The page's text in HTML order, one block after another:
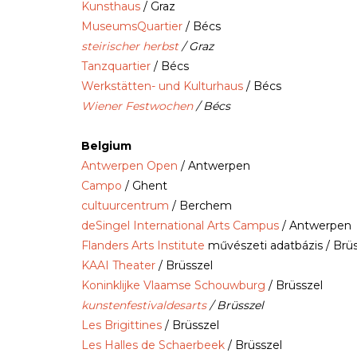
Kunsthaus / Graz
MuseumsQuartier / Bécs
steirischer herbst/ Graz
Tanzquartier / Bécs
Werkstätten- und Kulturhaus / Bécs
Wiener Festwochen/ Bécs
Belgium
Antwerpen Open / Antwerpen
Campo / Ghent
cultuurcentrum / Berchem
deSingel International Arts Campus / Antwerpen
Flanders Arts Institute művészeti adatbázis /
KAAI Theater / Brüsszel
Koninklijke Vlaamse Schouwburg / Brüsszel
kunstenfestivaldesarts/ Brüsszel
Les Brigittines / Brüsszel
Les Halles de Schaerbeek / Brüsszel